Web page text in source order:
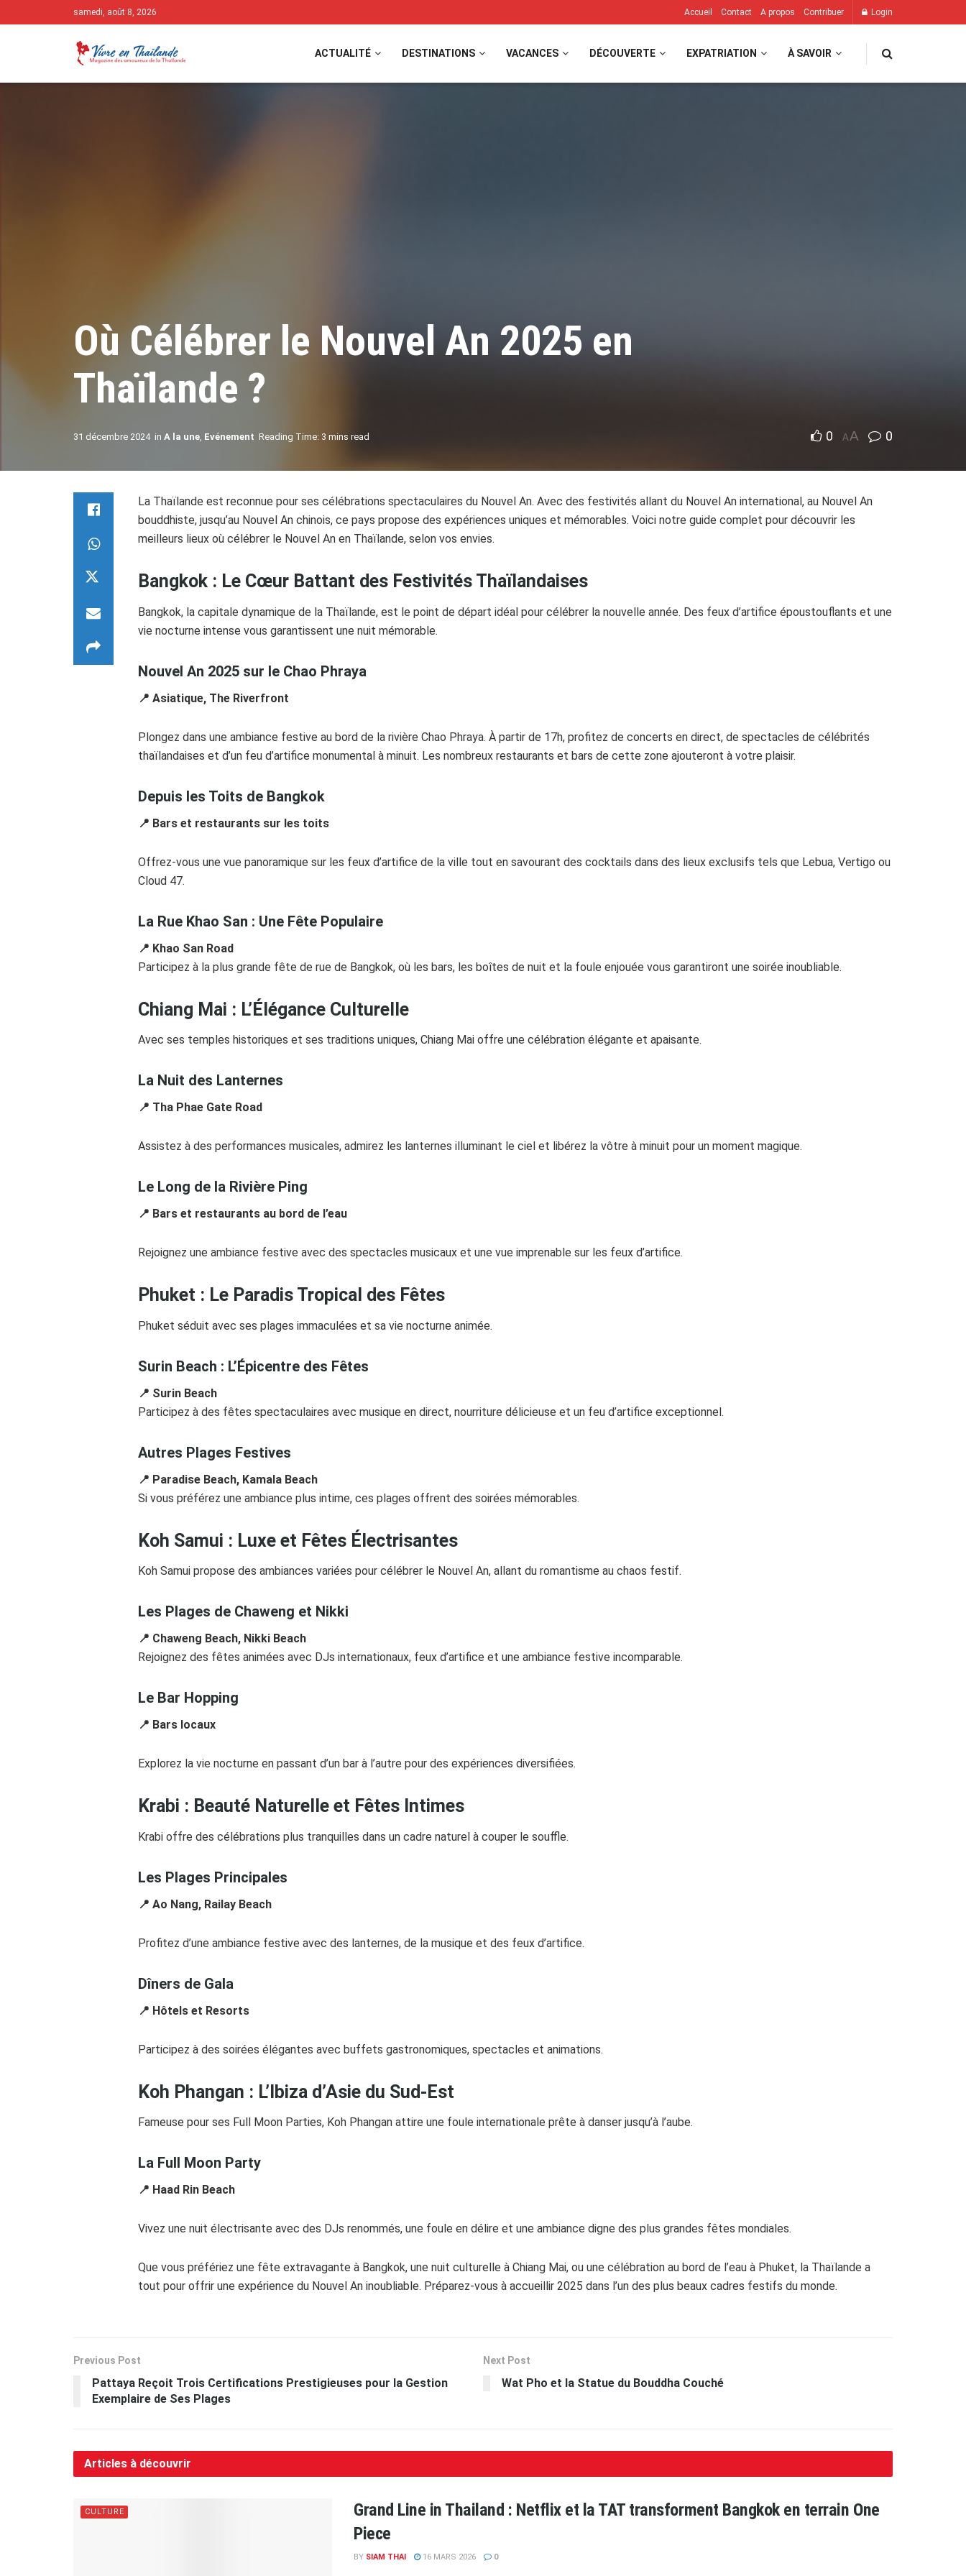
samedi, août 8, 2026 Accueil Contact A propos Contribuer Login
ACTUALITÉ DESTINATIONS VACANCES DÉCOUVERTE EXPATRIATION À SAVOIR
Où Célébrer le Nouvel An 2025 en
Thaïlande ?
31 décembre 2024 in A la une, Evénement Reading Time: 3 mins read 0 AA 0
La Thaïlande est reconnue pour ses célébrations spectaculaires du Nouvel An. Avec des festivités allant du Nouvel An international, au Nouvel An
bouddhiste, jusqu’au Nouvel An chinois, ce pays propose des expériences uniques et mémorables. Voici notre guide complet pour découvrir les
meilleurs lieux où célébrer le Nouvel An en Thaïlande, selon vos envies.
Bangkok : Le Cœur Battant des Festivités Thaïlandaises
Bangkok, la capitale dynamique de la Thaïlande, est le point de départ idéal pour célébrer la nouvelle année. Des feux d’artifice époustouflants et une
vie nocturne intense vous garantissent une nuit mémorable.
Nouvel An 2025 sur le Chao Phraya
📍 Asiatique, The Riverfront
Plongez dans une ambiance festive au bord de la rivière Chao Phraya. À partir de 17h, profitez de concerts en direct, de spectacles de célébrités
thaïlandaises et d’un feu d’artifice monumental à minuit. Les nombreux restaurants et bars de cette zone ajouteront à votre plaisir.
Depuis les Toits de Bangkok
📍 Bars et restaurants sur les toits
Offrez-vous une vue panoramique sur les feux d’artifice de la ville tout en savourant des cocktails dans des lieux exclusifs tels que Lebua, Vertigo ou
Cloud 47.
La Rue Khao San : Une Fête Populaire
📍 Khao San Road
Participez à la plus grande fête de rue de Bangkok, où les bars, les boîtes de nuit et la foule enjouée vous garantiront une soirée inoubliable.
Chiang Mai : L’Élégance Culturelle
Avec ses temples historiques et ses traditions uniques, Chiang Mai offre une célébration élégante et apaisante.
La Nuit des Lanternes
📍 Tha Phae Gate Road
Assistez à des performances musicales, admirez les lanternes illuminant le ciel et libérez la vôtre à minuit pour un moment magique.
Le Long de la Rivière Ping
📍 Bars et restaurants au bord de l’eau
Rejoignez une ambiance festive avec des spectacles musicaux et une vue imprenable sur les feux d’artifice.
Phuket : Le Paradis Tropical des Fêtes
Phuket séduit avec ses plages immaculées et sa vie nocturne animée.
Surin Beach : L’Épicentre des Fêtes
📍 Surin Beach
Participez à des fêtes spectaculaires avec musique en direct, nourriture délicieuse et un feu d’artifice exceptionnel.
Autres Plages Festives
📍 Paradise Beach, Kamala Beach
Si vous préférez une ambiance plus intime, ces plages offrent des soirées mémorables.
Koh Samui : Luxe et Fêtes Électrisantes
Koh Samui propose des ambiances variées pour célébrer le Nouvel An, allant du romantisme au chaos festif.
Les Plages de Chaweng et Nikki
📍 Chaweng Beach, Nikki Beach
Rejoignez des fêtes animées avec DJs internationaux, feux d’artifice et une ambiance festive incomparable.
Le Bar Hopping
📍 Bars locaux
Explorez la vie nocturne en passant d’un bar à l’autre pour des expériences diversifiées.
Krabi : Beauté Naturelle et Fêtes Intimes
Krabi offre des célébrations plus tranquilles dans un cadre naturel à couper le souffle.
Les Plages Principales
📍 Ao Nang, Railay Beach
Profitez d’une ambiance festive avec des lanternes, de la musique et des feux d’artifice.
Dîners de Gala
📍 Hôtels et Resorts
Participez à des soirées élégantes avec buffets gastronomiques, spectacles et animations.
Koh Phangan : L’Ibiza d’Asie du Sud-Est
Fameuse pour ses Full Moon Parties, Koh Phangan attire une foule internationale prête à danser jusqu’à l’aube.
La Full Moon Party
📍 Haad Rin Beach
Vivez une nuit électrisante avec des DJs renommés, une foule en délire et une ambiance digne des plus grandes fêtes mondiales.
Que vous préfériez une fête extravagante à Bangkok, une nuit culturelle à Chiang Mai, ou une célébration au bord de l’eau à Phuket, la Thaïlande a
tout pour offrir une expérience du Nouvel An inoubliable. Préparez-vous à accueillir 2025 dans l’un des plus beaux cadres festifs du monde.
Previous Post
Pattaya Reçoit Trois Certifications Prestigieuses pour la Gestion
Exemplaire de Ses Plages
Next Post
Wat Pho et la Statue du Bouddha Couché
Articles à découvrir
CULTURE
Grand Line in Thailand : Netflix et la TAT transforment Bangkok en terrain One
Piece
BY SIAM THAI 16 MARS 2026 0